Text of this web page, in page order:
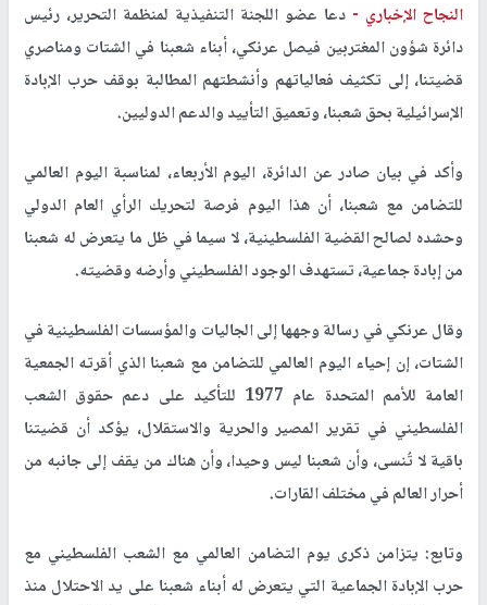
النجاح الإخباري - دعا عضو اللجنة التنفيذية لمنظمة التحرير، رئيس
دائرة شؤون المغتربين فيصل عرنكي، أبناء شعبنا في الشتات ومناصري
قضيتنا، إلى تكثيف فعالياتهم وأنشطتهم المطالبة بوقف حرب الإبادة
الإسرائيلية بحق شعبنا، وتعميق التأييد والدعم الدوليين.
وأكد في بيان صادر عن الدائرة، اليوم الأربعاء، لمناسبة اليوم العالمي
للتضامن مع شعبنا، أن هذا اليوم فرصة لتحريك الرأي العام الدولي
وحشده لصالح القضية الفلسطينية، لا سيما في ظل ما يتعرض له شعبنا
من إبادة جماعية، تستهدف الوجود الفلسطيني وأرضه وقضيته.
وقال عرنكي في رسالة وجهها إلى الجاليات والمؤسسات الفلسطينية في
الشتات، إن إحياء اليوم العالمي للتضامن مع شعبنا الذي أقرته الجمعية
العامة للأمم المتحدة عام 1977 للتأكيد على دعم حقوق الشعب
الفلسطيني في تقرير المصير والحرية والاستقلال، يؤكد أن قضيتنا
باقية لا تُنسى، وأن شعبنا ليس وحيدا، وأن هناك من يقف إلى جانبه من
أحرار العالم في مختلف القارات.
وتابع: يتزامن ذكرى يوم التضامن العالمي مع الشعب الفلسطيني مع
حرب الإبادة الجماعية التي يتعرض له أبناء شعبنا على يد الاحتلال منذ